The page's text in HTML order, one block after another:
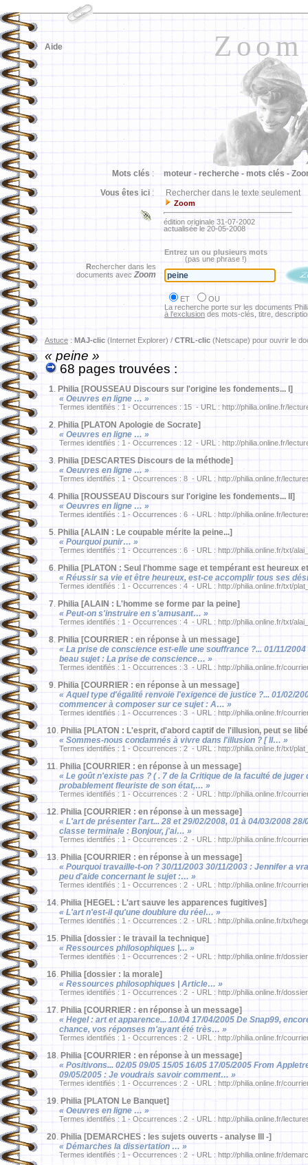
Zoom
Aide
Mots clés : moteur - recherche - mots clés -
Vous êtes ici : Rechercher dans le texte seulement
Zoom
édition originale 31-07-2002
actualisée le 20-05-2008
Rechercher dans les
documents avec Zoom
Entrez un ou plusieurs mots
(pas une phrase !)
ET
OU
La recherche porte sur les documents
à l'exclusion des mots-clés, titre,
Astuce : MAJ-clic (Internet Explorer) / CTRL-clic (Netscape) pour ouvrir le
« peine »
68 pages trouvées :
1. Philia [ROUSSEAU Discours sur l'origine les fondements... I]
« Oeuvres en ligne … »
Termes identifiés : 1 - Occurrences : 15 - URL : http://philia.online.fr/
2. Philia [PLATON Apologie de Socrate]
« Oeuvres en ligne … »
Termes identifiés : 1 - Occurrences : 12 - URL : http://philia.online.fr/
3. Philia [DESCARTES Discours de la méthode]
« Oeuvres en ligne … »
Termes identifiés : 1 - Occurrences : 8 - URL : http://philia.online.fr/
4. Philia [ROUSSEAU Discours sur l'origine les fondements... II]
« Oeuvres en ligne … »
Termes identifiés : 1 - Occurrences : 6 - URL : http://philia.online.fr/
5. Philia [ALAIN : Le coupable mérite la peine...]
« Pourquoi punir… »
Termes identifiés : 1 - Occurrences : 6 - URL : http://philia.online.fr/txt/
6. Philia [PLATON : Seul l'homme sage et tempérant est heureux
« Réussir sa vie et être heureux, est-ce accomplir tous ses
Termes identifiés : 1 - Occurrences : 4 - URL : http://philia.online.fr/txt/
7. Philia [ALAIN : L'homme se forme par la peine]
« Peut-on s'instruire en s'amusant… »
Termes identifiés : 1 - Occurrences : 4 - URL : http://philia.online.fr/txt/
8. Philia [COURRIER : en réponse à un message]
« La prise de conscience est-elle une souffrance ?... 01/11/
beau sujet : La prise de conscience… »
Termes identifiés : 1 - Occurrences : 3 - URL : http://philia.online.fr/
9. Philia [COURRIER : en réponse à un message]
« Aquel type d'égalité renvoie l'exigence de justice ?... 01/02/
commencer à composer sur ce sujet : A… »
Termes identifiés : 1 - Occurrences : 3 - URL : http://philia.online.fr/
10. Philia [PLATON : L'esprit, d'abord captif de l'illusion, peut se
« Sommes-nous condamnés à vivre dans l'illusion ? [ II… »
Termes identifiés : 1 - Occurrences : 2 - URL : http://philia.online.fr/txt/
11. Philia [COURRIER : en réponse à un message]
« Le goût n'existe pas ? ( . 7 de la Critique de la faculté de
probablement fleuriste de son état,… »
Termes identifiés : 1 - Occurrences : 2 - URL : http://philia.online.fr/
12. Philia [COURRIER : en réponse à un message]
« L'art de présenter l'art... 28 et 29/02/2008, 01 à 04/03/2008
classe terminale : Bonjour, j'ai… »
Termes identifiés : 1 - Occurrences : 2 - URL : http://philia.online.fr/
13. Philia [COURRIER : en réponse à un message]
« Pourquoi travaille-t-on ? 30/11/2003 30/11/2003 : Jennifer a
peu d'aide concernant le sujet :… »
Termes identifiés : 1 - Occurrences : 2 - URL : http://philia.online.fr/
14. Philia [HEGEL : L'art sauve les apparences fugitives]
« L'art n'est-il qu'une doublure du réel… »
Termes identifiés : 1 - Occurrences : 2 - URL : http://philia.online.fr/txt/
15. Philia [dossier : le travail la technique]
« Ressources philosophiques |… »
Termes identifiés : 1 - Occurrences : 2 - URL : http://philia.online.fr/
16. Philia [dossier : la morale]
« Ressources philosophiques | Article… »
Termes identifiés : 1 - Occurrences : 2 - URL : http://philia.online.fr/
17. Philia [COURRIER : en réponse à un message]
« Hegel : art et apparence... 10/04 17/04/2005 De Snap99,
chance, vos réponses m'ayant été très… »
Termes identifiés : 1 - Occurrences : 2 - URL : http://philia.online.fr/
18. Philia [COURRIER : en réponse à un message]
« Positivons... 02/05 09/05 15/05 16/05 17/05/2005 From
09/05/2005 : Je voudrais savoir comment… »
Termes identifiés : 1 - Occurrences : 2 - URL : http://philia.online.fr/
19. Philia [PLATON Le Banquet]
« Oeuvres en ligne … »
Termes identifiés : 1 - Occurrences : 2 - URL : http://philia.online.fr/
20. Philia [DEMARCHES : les sujets ouverts - analyse III -]
« Démarches la dissertation … »
Termes identifiés : 1 - Occurrences : 2 - URL : http://philia.online.fr/